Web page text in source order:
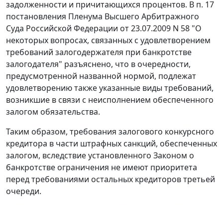
задолженности и причитающихся процентов. В п. 17
постановления Пленума Высшего Арбитражного
Суда Российской Федерации от 23.07.2009 N 58 "О
некоторых вопросах, связанных с удовлетворением
требований залогодержателя при банкротстве
залогодателя" разъяснено, что в очередности,
предусмотренной названной нормой, подлежат
удовлетворению также указанные виды требований,
возникшие в связи с неисполнением обеспеченного
залогом обязательства.
Таким образом, требования залогового конкурсного
кредитора в части штрафных санкций, обеспеченных
залогом, вследствие установленного Законом о
банкротстве ограничения не имеют приоритета
перед требованиями остальных кредиторов третьей
очереди.